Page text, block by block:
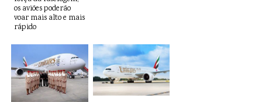
os aviões poderão
voar mais alto e mais
rápido